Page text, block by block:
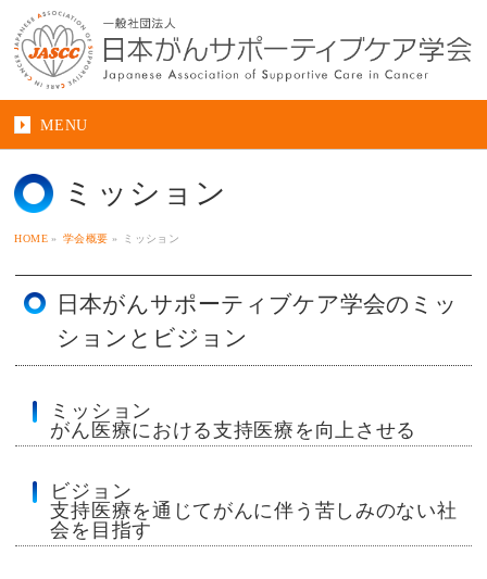
MENU
ミッション
HOME » 学会概要 » ミッション
日本がんサポーティブケア学会のミッ
ションとビジョン
ミッション
がん医療における支持医療を向上させる
ビジョン
支持医療を通じてがんに伴う苦しみのない社
会を目指す